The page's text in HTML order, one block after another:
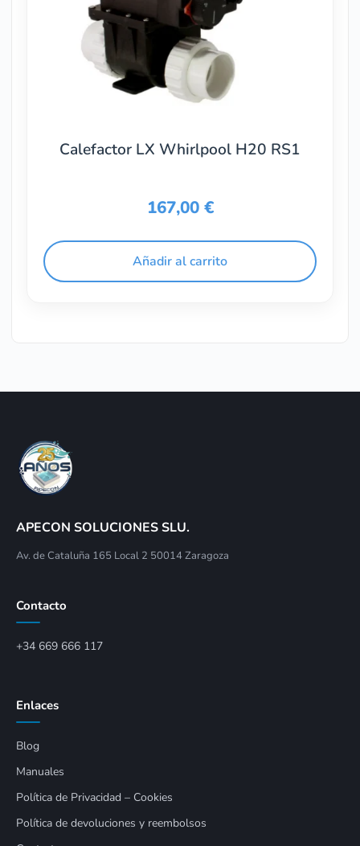
Calefactor LX Whirlpool H20 RS1
167,00 €
Añadir al carrito
APECON SOLUCIONES SLU.
Av. de Cataluña 165 Local 2 50014 Zaragoza
Contacto
+34 669 666 117
Enlaces
Blog
Manuales
Política de Privacidad – Cookies
Política de devoluciones y reembolsos